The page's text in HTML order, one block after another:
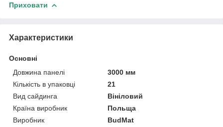
Приховати
Характеристики
Основні
Довжина панелі
3000 мм
Кількість в упаковці
21
Вид сайдинга
Вініловий
Країна виробник
Польща
Виробник
BudMat